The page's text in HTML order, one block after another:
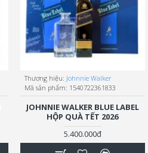
Thương hiệu: Johnnie Walker
Mã sản phẩm: 1540722361833
JOHNNIE WALKER BLUE LABEL
HỘP QUÀ TẾT 2026
5.400.000đ